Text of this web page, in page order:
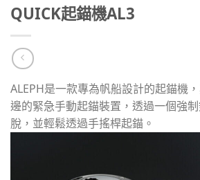
QUICK起錨機AL3
ALEPH是一款專為帆船設計的起錨機
邊的緊急手動起錨裝置，透過一個強
脫，並輕鬆透過手搖桿起錨。